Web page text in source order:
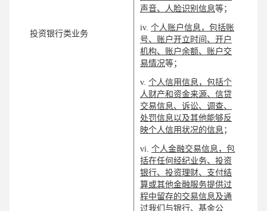
投资银行类业务
声音、人脸识别信息等；
iv. 个人账户信息，包括账
号、账户开立时间、开户
机构、账户余额、账户交
易情况等；
v. 个人信用信息，包括个
人财产和资金来源、信贷
交易信息、诉讼、调查、
处罚信息以及其他能够反
映个人信用状况的信息 ；
vi. 个人金融交易信息，包
括在任何经纪业务、投资
银行、投资理财、支付结
算或其他金融服务提供过
程中留存的交易信息及通
过我们与银行、基金公